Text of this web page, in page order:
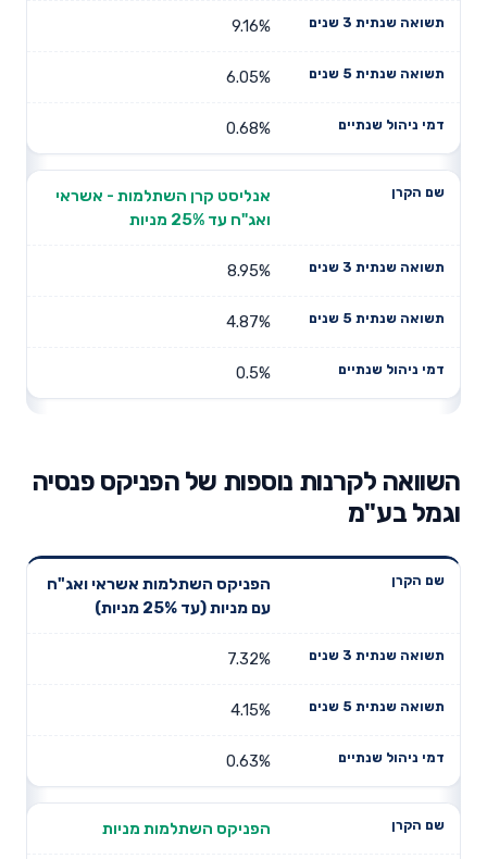
9.16%
6.05%
0.68%
אנליסט קרן השתלמות - אשראי
ואג"ח עד 25% מניות
8.95%
4.87%
0.5%
השוואה לקרנות נוספות של הפניקס פנסיה
וגמל בע"מ
שנתית 3
תשואה
שנתית 5
דמי ניהול
הפניקס השתלמות אשראי ואג"ח
עם מניות (עד 25% מניות)
7.32%
4.15%
0.63%
הפניקס השתלמות מניות